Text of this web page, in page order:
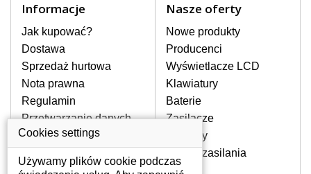
czy wyświetlanie innych liter oraz
dublowanie tych samych znaków. W
przypadku podlicia klawisze nie
powrócą do pierwotnej pozycji. Albo
też uszkodzenie mechaniczne, np.
wyłamane klawisze.
JAK TO DZIAŁA?
Klawiatura składa się z kilku
warstw folii, z których przewodzą
przewodzące warstwy.
Informacje
Jak kupować?
Dostawa
Sprzedaż hurtowa
Nota prawna
Regulamin
Przetwarzanie danych
osobowych
Gdzie nas znajdziesz
Nasze oferty
Nowe produkty
Producenci
Wyświetlacze LCD
Klawiatury
Baterie
Zasilacze
Zawiasy
Złącza zasilania
Cookies settings
Używamy plików cookie podczas